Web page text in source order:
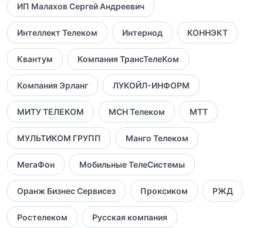
ИП Малахов Сергей Андреевич
Интеллект Телеком Интернод КОННЭКТ
Квантум Компания ТрансТелеКом
Компания Эрланг ЛУКОЙЛ-ИНФОРМ
МИТУ ТЕЛЕКОМ МСН Телеком МТТ
МУЛЬТИКОМ ГРУПП Манго Телеком
МегаФон Мобильные ТелеСистемы
Оранж Бизнес Сервисез Проксиком РЖД
Ростелеком Русская компания